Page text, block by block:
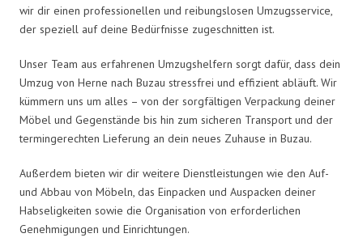
wir dir einen professionellen und reibungslosen Umzugsservice,
der speziell auf deine Bedürfnisse zugeschnitten ist.
Unser Team aus erfahrenen Umzugshelfern sorgt dafür, dass dein
Umzug von Herne nach Buzau stressfrei und effizient abläuft. Wir
kümmern uns um alles – von der sorgfältigen Verpackung deiner
Möbel und Gegenstände bis hin zum sicheren Transport und der
termingerechten Lieferung an dein neues Zuhause in Buzau.
Außerdem bieten wir dir weitere Dienstleistungen wie den Auf-
und Abbau von Möbeln, das Einpacken und Auspacken deiner
Habseligkeiten sowie die Organisation von erforderlichen
Genehmigungen und Einrichtungen.